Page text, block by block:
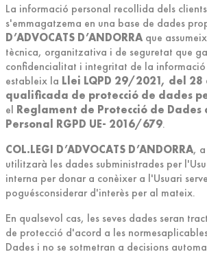
La informació personal recollida dels
s'emmagatzema en una base de dades
D’ADVOCATS D’ANDORRA que
tècnica, organitzativa i de seguretat que
confidencialitat i integritat de la
estableix la Llei LQPD 29/2021, del 28
qualificada de protecció de dades
el Reglament de Protecció de Dades
Personal RGPD UE- 2016/679.
COL.LEGI D’ADVOCATS D’ANDORRA,
utilitzarà les dades subministrades per
interna per donar a conèixer a l'Usuari
poguésconsiderar d'interès per al mateix.
En qualsevol cas, les seves dades seran
de protecció d'acord a les
Dades i no se sotmetran a decisions